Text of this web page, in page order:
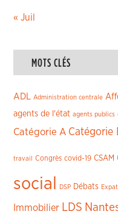
« Juil
MOTS CLÉS
ADL Administration centrale
agents de l'état agents publics
Catégorie A Catégorie
travail Congrès covid-19 CSAM
social
DSP Débats
Immobilier LDS